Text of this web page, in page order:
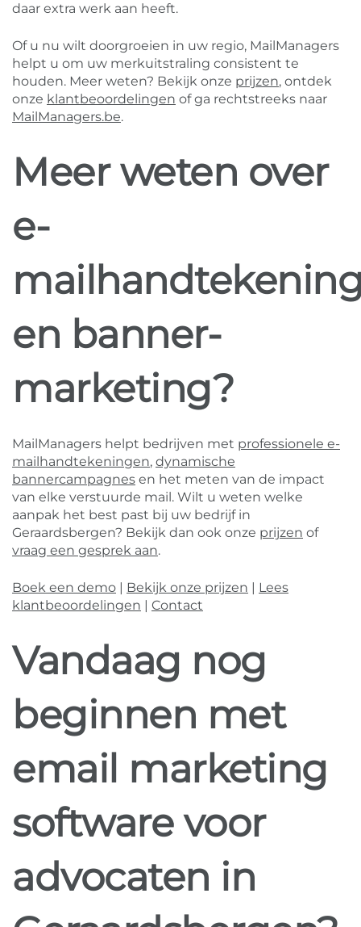
daar extra werk aan heeft.
Of u nu wilt doorgroeien in uw regio, MailManagers
helpt u om uw merkuitstraling consistent te
houden. Meer weten? Bekijk onze prijzen, ontdek
onze klantbeoordelingen of ga rechtstreeks naar
MailManagers.be.
Meer weten over
e-
en banner-
marketing?
MailManagers helpt bedrijven met professionele e-
mailhandtekeningen, dynamische
bannercampagnes en het meten van de impact
van elke verstuurde mail. Wilt u weten welke
aanpak het best past bij uw bedrijf in
Geraardsbergen? Bekijk dan ook onze prijzen of
vraag een gesprek aan.
Boek een demo Bekijk onze prijzen
Lees
klantbeoordelingen
Contact
Vandaag nog
beginnen met
email marketing
software voor
advocaten in